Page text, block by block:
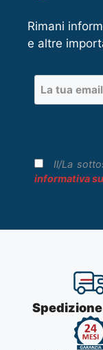
Rimani
e altre
Il/La
informativa